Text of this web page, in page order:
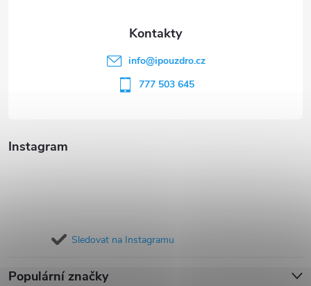
Instagram
Sledovat na Instagramu
Populární značky
info@ipouzdro.cz
777 503 645